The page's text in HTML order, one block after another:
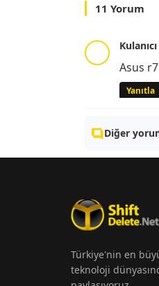
11 Yorum
Kulanıcı
Asus
Yanıtla
Diğer
Türkiye'nin en
teknoloji